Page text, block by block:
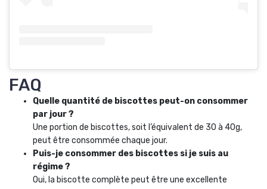
FAQ
Quelle quantité de biscottes peut-on consommer
par jour ?
Une portion de biscottes, soit l’équivalent de 30 à 40g,
peut être consommée chaque jour.
Puis-je consommer des biscottes si je suis au
régime ?
Oui, la biscotte complète peut être une excellente